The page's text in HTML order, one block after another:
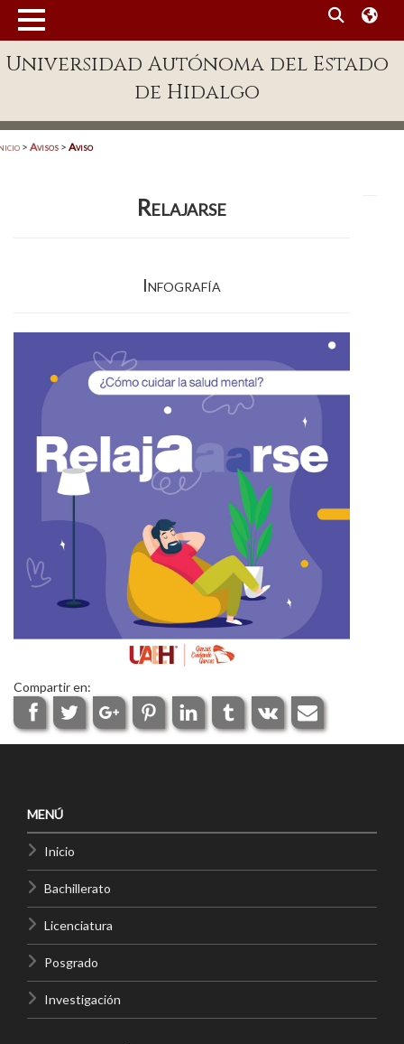
Enlaces
Aspirantes
Alumni
Visitantes
Universidad Autónoma del Estado
de Hidalgo
> Avisos > Aviso
Relajarse
Infografía
Compartir en:
MENÚ
Inicio
Bachillerato
Licenciatura
Posgrado
Investigación